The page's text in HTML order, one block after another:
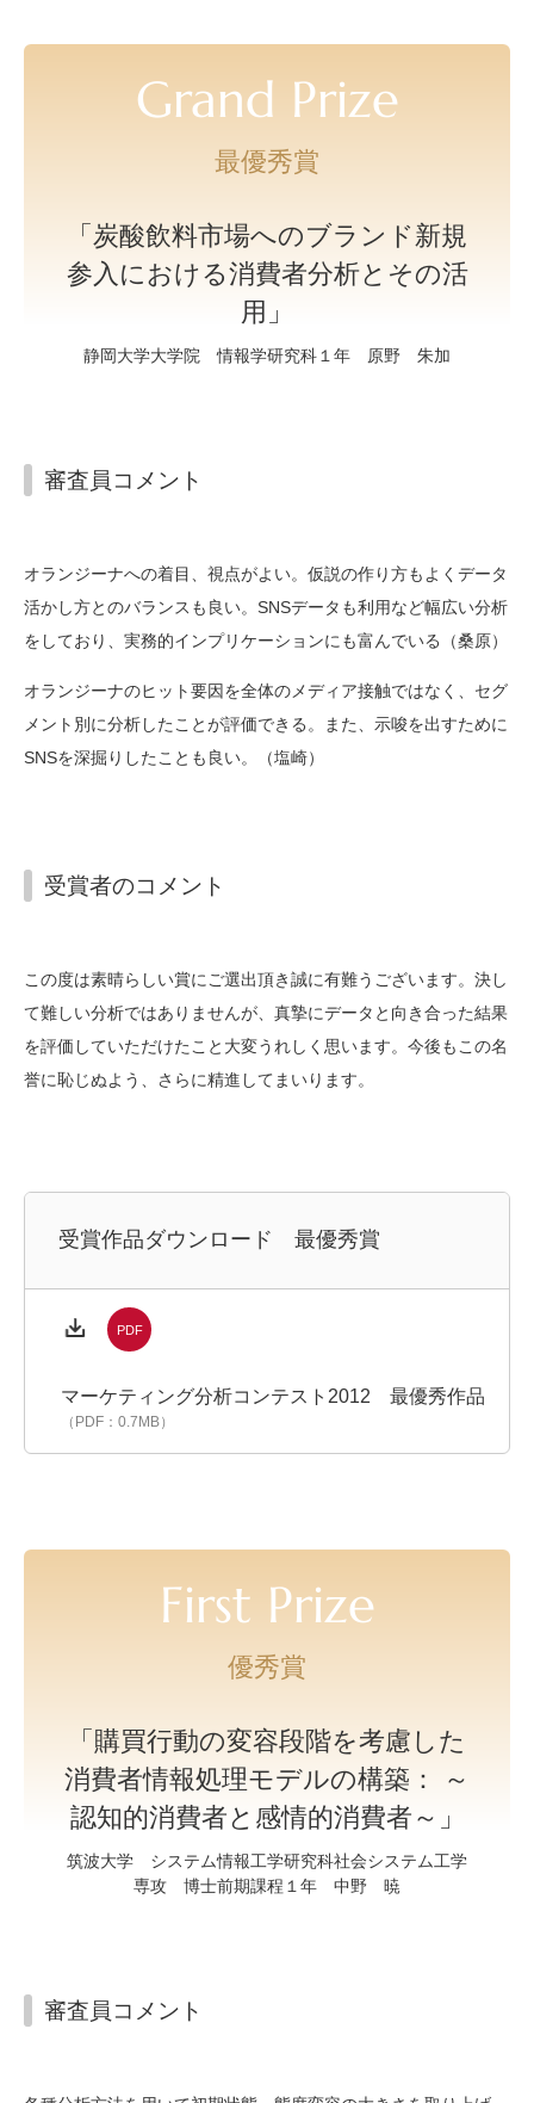
Grand Prize
最優秀賞
「炭酸飲料市場へのブランド新規
参入における消費者分析とその活
用」
静岡大学大学院 情報学研究科１年 原野 朱加
審査員コメント
オランジーナへの着目、視点がよい。仮説の作り方もよくデータ
活かし方とのバランスも良い。SNSデータも利用など幅広い分析
をしており、実務的インプリケーションにも富んでいる（桑原）
オランジーナのヒット要因を全体のメディア接触ではなく、セグ
メント別に分析したことが評価できる。また、示唆を出すために
SNSを深掘りしたことも良い。（塩崎）
受賞者のコメント
この度は素晴らしい賞にご選出頂き誠に有難うございます。決し
て難しい分析ではありませんが、真摯にデータと向き合った結果
を評価していただけたこと大変うれしく思います。今後もこの名
誉に恥じぬよう、さらに精進してまいります。
受賞作品ダウンロード 最優秀賞
マーケティング分析コンテスト2012 最優秀作品
（PDF：0.7MB）
First Prize
優秀賞
「購買行動の変容段階を考慮した
消費者情報処理モデルの構築： ～
認知的消費者と感情的消費者～」
筑波大学 システム情報工学研究科社会システム工学
専攻 博士前期課程１年 中野 暁
審査員コメント